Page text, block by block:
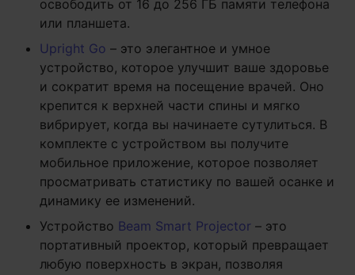
освободить от 16 до 256 ГБ памяти телефона
или планшета.
Upright Go – это элегантное и умное
устройство, которое улучшит ваше здоровье
и сократит время на посещение врачей. Оно
крепится к верхней части спины и мягко
вибрирует, когда вы начинаете сутулиться. В
комплекте с устройством вы получите
мобильное приложение, которое позволяет
просматривать статистику по вашей осанке и
динамику ее изменений.
Устройство Beam Smart Projector – это
портативный проектор, который превращает
любую поверхность в экран, позволяя